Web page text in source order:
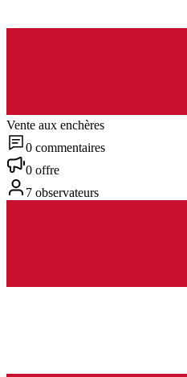
Vente aux enchères
0 commentaires
0 offre
7 observateurs